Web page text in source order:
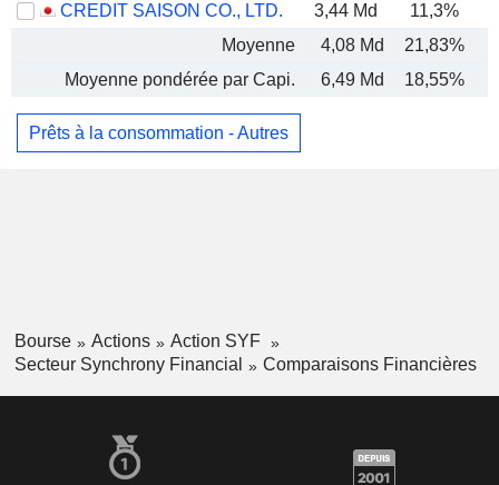
CREDIT SAISON CO., LTD.
3,44 Md 11,3%
Moyenne
4,08 Md 21,83%
Moyenne pondérée par Capi.
6,49 Md 18,55%
Prêts à la consommation - Autres
Bourse Actions
Action SYF
Secteur Synchrony Financial
Comparaisons Financières